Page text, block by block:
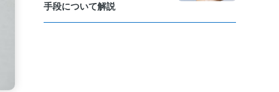
手段について解説